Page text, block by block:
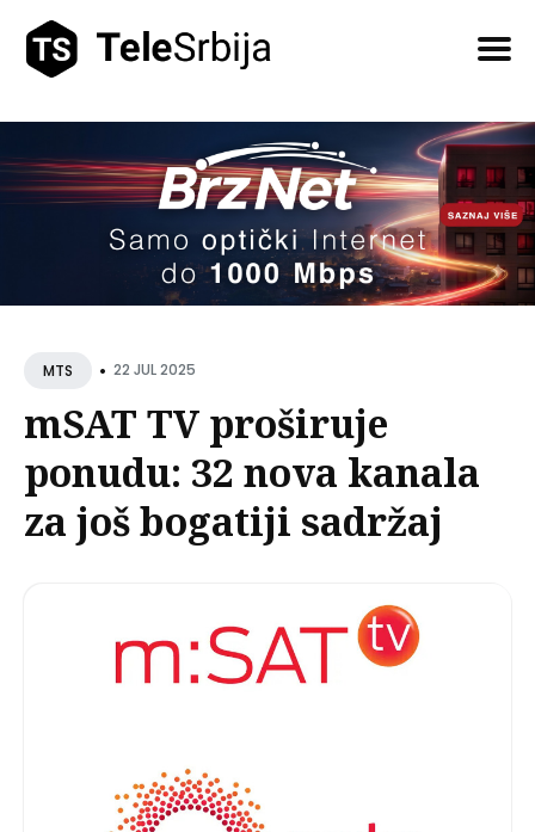
MTS • 22 JUL 2025
mSAT TV proširuje
ponudu: 32 nova kanala
za još bogatiji sadržaj